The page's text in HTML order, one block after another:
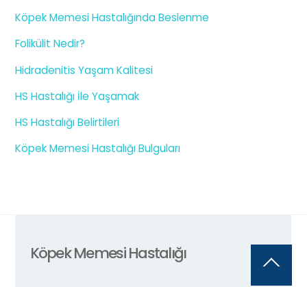
Köpek Memesi Hastalığında Beslenme
Folikülit Nedir?
Hidradenitis Yaşam Kalitesi
HS Hastalığı İle Yaşamak
HS Hastalığı Belirtileri
Köpek Memesi Hastalığı Bulguları
Back
Köpek Memesi Hastalığı